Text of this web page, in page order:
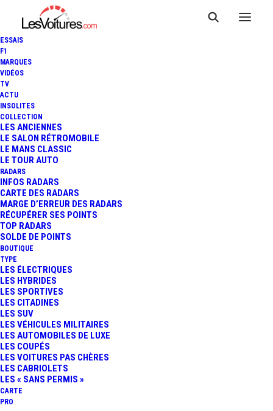
ESSAIS
F1
MARQUES
VIDÉOS
TV
ACTU
INSOLITES
COLLECTION
LES ANCIENNES
LE SALON RÉTROMOBILE
LE MANS CLASSIC
LE TOUR AUTO
RADARS
INFOS RADARS
CARTE DES RADARS
MARGE D’ERREUR DES RADARS
RÉCUPÉRER SES POINTS
TOP RADARS
SOLDE DE POINTS
BOUTIQUE
TYPE
LES ÉLECTRIQUES
LES HYBRIDES
LES SPORTIVES
LES CITADINES
LES SUV
LES VÉHICULES MILITAIRES
LES AUTOMOBILES DE LUXE
LES COUPÉS
LES VOITURES PAS CHÈRES
LES CABRIOLETS
LES « SANS PERMIS »
CARTE
PRO
Autodif Brignoles
Borne garage Hyundai Autodif
Brignoles
Découvrez la borne de recharge